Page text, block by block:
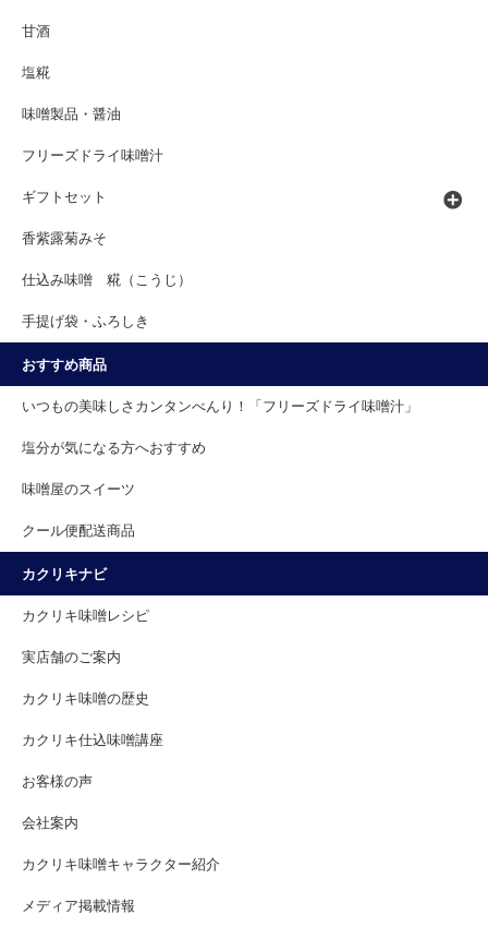
甘酒
塩糀
味噌製品・醤油
フリーズドライ味噌汁
ギフトセット
香紫露菊みそ
仕込み味噌 糀（こうじ）
手提げ袋・ふろしき
おすすめ商品
いつもの美味しさカンタンべんり！「フリーズドライ味噌汁」
塩分が気になる方へおすすめ
味噌屋のスイーツ
クール便配送商品
カクリキナビ
カクリキ味噌レシピ
実店舗のご案内
カクリキ味噌の歴史
カクリキ仕込味噌講座
お客様の声
会社案内
カクリキ味噌キャラクター紹介
メディア掲載情報